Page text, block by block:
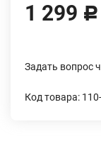
1 299 Р
Задать вопрос
Код товара: